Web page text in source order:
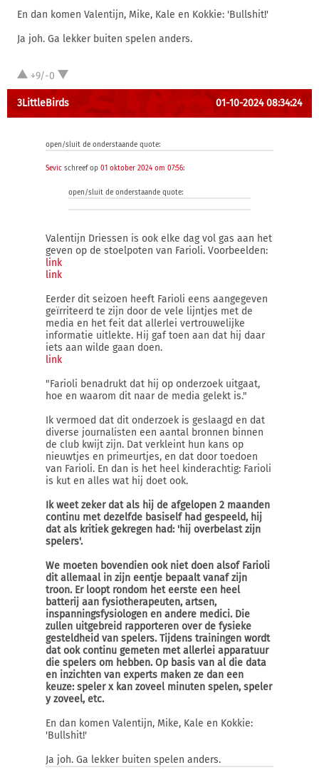
En dan komen Valentijn, Mike, Kale en Kokkie: 'Bullshit!'
Ja joh. Ga lekker buiten spelen anders.
+9/-0
3LittleBirds 01-10-2024 08:34:24
open/sluit de onderstaande quote:
Sevic schreef op 01 oktober 2024 om 07:56:
open/sluit de onderstaande quote:
Valentijn Driessen is ook elke dag vol gas aan het
geven op de stoelpoten van Farioli. Voorbeelden:
link
link
Eerder dit seizoen heeft Farioli eens aangegeven
geïrriteerd te zijn door de vele lijntjes met de
media en het feit dat allerlei vertrouwelijke
informatie uitlekte. Hij gaf toen aan dat hij daar
iets aan wilde gaan doen.
link
"Farioli benadrukt dat hij op onderzoek uitgaat,
hoe en waarom dit naar de media gelekt is."
Ik vermoed dat dit onderzoek is geslaagd en dat
diverse journalisten een aantal bronnen binnen
de club kwijt zijn. Dat verkleint hun kans op
nieuwtjes en primeurtjes, en dat door toedoen
van Farioli. En dan is het heel kinderachtig: Farioli
is kut en alles wat hij doet ook.
Ik weet zeker dat als hij de afgelopen 2 maanden
continu met dezelfde basiself had gespeeld, hij
dat als kritiek gekregen had: 'hij overbelast zijn
spelers'.
We moeten bovendien ook niet doen alsof Farioli
dit allemaal in zijn eentje bepaalt vanaf zijn
troon. Er loopt rondom het eerste een heel
batterij aan fysiotherapeuten, artsen,
inspanningsfysiologen en andere medici. Die
zullen uitgebreid rapporteren over de fysieke
gesteldheid van spelers. Tijdens trainingen wordt
dat ook continu gemeten met allerlei apparatuur
die spelers om hebben. Op basis van al die data
en inzichten van experts maken ze dan een
keuze: speler x kan zoveel minuten spelen, speler
y zoveel, etc.
En dan komen Valentijn, Mike, Kale en Kokkie:
'Bullshit!'
Ja joh. Ga lekker buiten spelen anders.